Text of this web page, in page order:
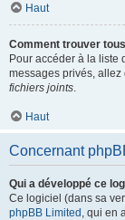
Haut
Comment trouver
Pour accéder à la liste
messages privés, allez
fichiers joints.
Haut
Concernant
Qui a développé ce
Ce logiciel (dans sa
phpBB Limited , qui en